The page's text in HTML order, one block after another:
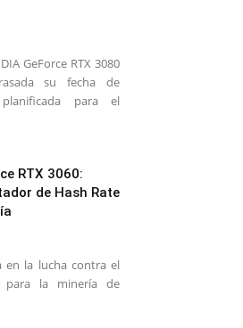
GeForce RTX 3080
su fecha de
planificada para el
RTX 3060:
de Hash Rate
en la lucha contra el
para la minería de